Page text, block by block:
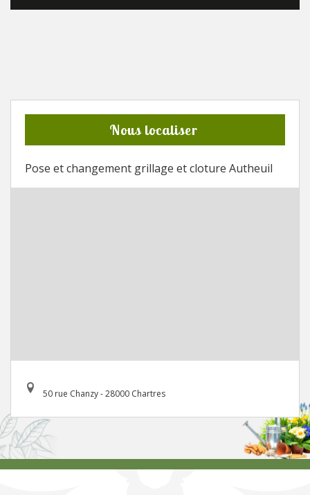
Nous localiser
Pose et changement grillage et cloture Autheuil
50 rue Chanzy - 28000 Chartres